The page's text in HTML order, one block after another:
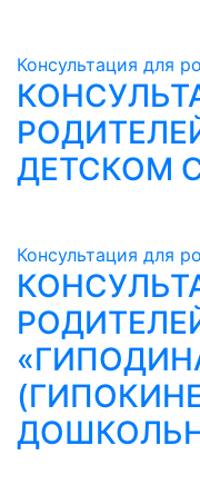
Консультация для
ДЕТСКОМ
Консультация для